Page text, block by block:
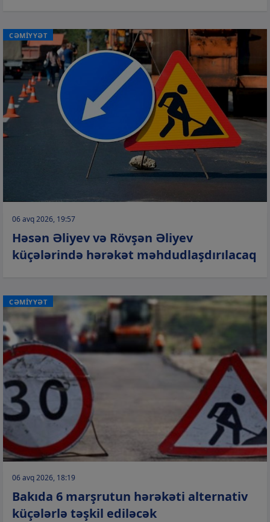
CƏMİYYƏT
06 avq 2026, 19:57
Həsən Əliyev və Rövşən Əliyev
küçələrində hərəkət məhdudlaşdırılacaq
CƏMİYYƏT
06 avq 2026, 18:19
Bakıda 6 marşrutun hərəkəti alternativ
küçələrlə təşkil ediləcək